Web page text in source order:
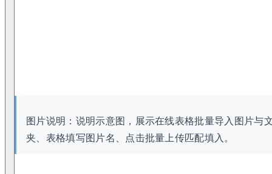
图片说明：说明示意图，展示在线表格批量导入图片与
夹、表格填写图片名、点击批量上传匹配填入。